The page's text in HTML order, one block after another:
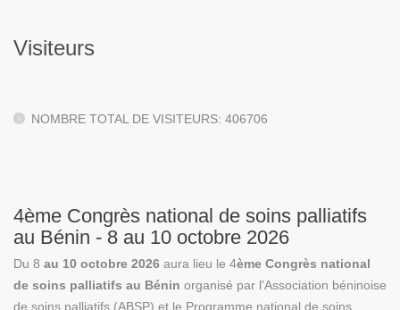
Visiteurs
NOMBRE TOTAL DE VISITEURS: 406706
4ème Congrès national de soins palliatifs
au Bénin - 8 au 10 octobre 2026
Du 8 au 10 octobre 2026 aura lieu le 4ème Congrès national
de soins palliatifs au Bénin organisé par l'Association béninoise
de soins palliatifs (ABSP) et le Programme national de soins